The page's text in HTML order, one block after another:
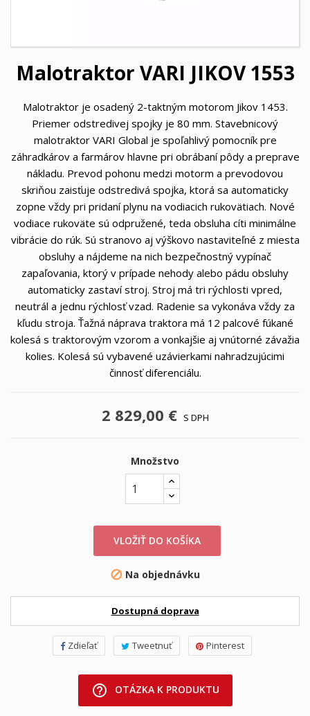
Malotraktor VARI JIKOV 1553
Malotraktor je osadený 2-taktným motorom Jikov 1453.
Priemer odstredivej spojky je 80 mm. Stavebnicový
malotraktor VARI Global je spoľahlivý pomocník pre
záhradkárov a farmárov hlavne pri obrábaní pôdy a preprave
nákladu. Prevod pohonu medzi motorm a prevodovou
skriňou zaisťuje odstredivá spojka, ktorá sa automaticky
zopne vždy pri pridaní plynu na vodiacich rukovätiach. Nové
vodiace rukoväte sú odpružené, teda obsluha cíti minimálne
vibrácie do rúk. Sú stranovo aj výškovo nastaviteľné z miesta
obsluhy a nájdeme na nich bezpečnostný vypínač
zapaľovania, ktorý v prípade nehody alebo pádu obsluhy
automaticky zastaví stroj. Stroj má tri rýchlosti vpred,
neutrál a jednu rýchlosť vzad. Radenie sa vykonáva vždy za
kľudu stroja. Ťažná náprava traktora má 12 palcové fúkané
kolesá s traktorovým vzorom a vonkajšie aj vnútorné závažia
kolies. Kolesá sú vybavené uzávierkami nahradzujúcimi
činnosť diferenciálu.
2 829,00 € S DPH
Množstvo
VLOŽIŤ DO KOŠÍKA
 Na objednávku
Dostupná doprava
Zdieľať Tweetnuť Pinterest
help_outline OTÁZKA K PRODUKTU